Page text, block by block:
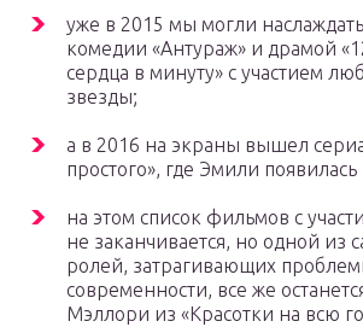
уже в 2015 мы могли
комедии «Антураж» и драмой
сердца в минуту» с участием
звезды;
а в 2016 на экраны вышел
простого», где Эмили
на этом список фильмов с
не заканчивается, но одной из
ролей, затрагивающих
современности, все же
Мэллори из «Красотки на всю